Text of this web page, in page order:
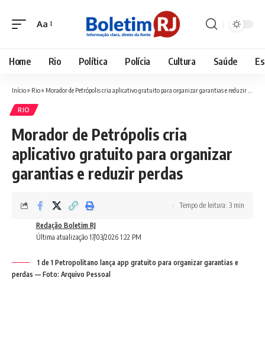
Font
Aa
Home Rio Política Polícia Cultura Saúde
Início» Rio» Morador de Petrópolis cria aplicativo gratuito para organizar garantias e reduzir perdas
RIO
Morador de Petrópolis cria
aplicativo gratuito para organizar
garantias e reduzir perdas
Última atualização 17/03/2026 1:22 PM
Redação Boletim RJ
Tempo de leitura: 3 min
1 de 1 Petropolitano lança app gratuito para organizar garantias e
perdas — Foto: Arquivo Pessoal